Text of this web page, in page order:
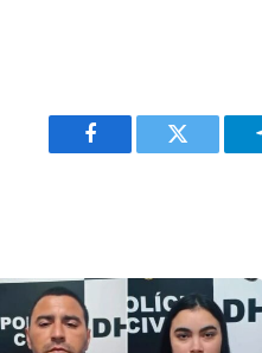
Facebook Twitter